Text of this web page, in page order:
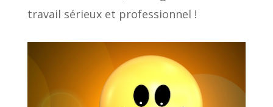
travail sérieux et professionnel !